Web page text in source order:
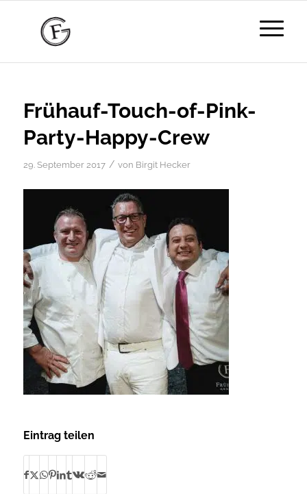
Frühauf-Touch-of-Pink-
Party-Happy-Crew
29. September 2017 / von Birgit Hecker
Eintrag teilen